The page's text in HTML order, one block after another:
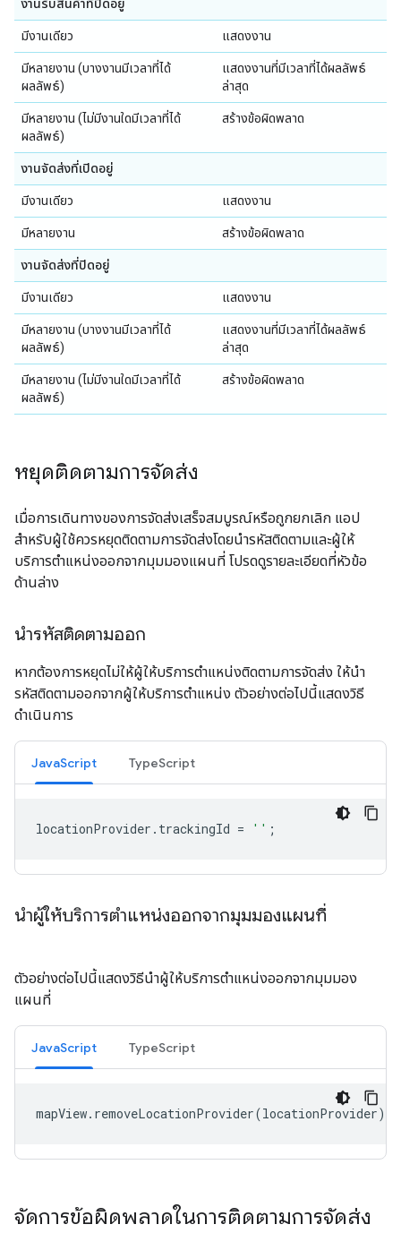
งานรับสินค้าที่ปิดอยู่
มีงานเดียว แสดงงาน
มีหลายงาน (บางงานมีเวลาที่ได้
ผลลัพธ์)
แสดงงานที่มีเวลาที่ได้ผลลัพธ์
ล่าสุด
มีหลายงาน (ไม่มีงานใดมีเวลาที่ได้
ผลลัพธ์)
สร้างข้อผิดพลาด
งานจัดส่งที่เปิดอยู่
มีงานเดียว แสดงงาน
มีหลายงาน สร้างข้อผิดพลาด
งานจัดส่งที่ปิดอยู่
มีงานเดียว แสดงงาน
มีหลายงาน (บางงานมีเวลาที่ได้
ผลลัพธ์)
แสดงงานที่มีเวลาที่ได้ผลลัพธ์
ล่าสุด
มีหลายงาน (ไม่มีงานใดมีเวลาที่ได้
ผลลัพธ์)
สร้างข้อผิดพลาด
หยุดติดตามการจัดส่ง
เมื่อการเดินทางของการจัดส่งเสร็จสมบูรณ์หรือถูกยกเลิก แอป
สำหรับผู้ใช้ควรหยุดติดตามการจัดส่งโดยนำรหัสติดตามและผู้ให้
บริการตำแหน่งออกจากมุมมองแผนที่ โปรดดูรายละเอียดที่หัวข้อ
ด้านล่าง
นำรหัสติดตามออก
หากต้องการหยุดไม่ให้ผู้ให้บริการตำแหน่งติดตามการจัดส่ง ให้นำ
รหัสติดตามออกจากผู้ให้บริการตำแหน่ง ตัวอย่างต่อไปนี้แสดงวิธี
ดำเนินการ
JavaScript TypeScript
locationProvider . trackingId = '' ;
นำผู้ให้บริการตำแหน่งออกจากมุมมองแผนที่
ตัวอย่างต่อไปนี้แสดงวิธีนำผู้ให้บริการตำแหน่งออกจากมุมมอง
แผนที่
JavaScript TypeScript
mapView. removeLocationProvider(locationProvider);
จัดการข้อผิดพลาดในการติดตามการจัดส่ง